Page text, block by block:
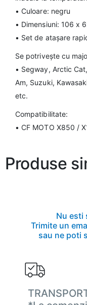
• Culoare: negru
• Dimensiuni: 106 x
• Set de atașare
Se potrivește cu
• Segway, Arctic
Am, Suzuki,
etc.
Compatibilitate:
• CF MOTO X850 /
Produse
Nu esti
Trimite un
sau ne poti